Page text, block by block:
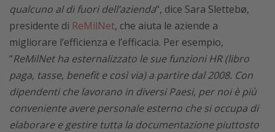
qualcuno al di fuori dell’azienda“, dice Sara Slettebø,
presidente di ReMilNet, che aiuta le aziende a
migliorare l’efficienza e l’efficacia. Per esempio,
“ReMilNet ha esternalizzato le sue funzioni HR (libro
paga, tasse, benefit e così via) a partire dal 2008. Con
dipendenti che lavorano in diversi Paesi, per noi è più
conveniente avere personale esterno che si occupa di
elaborare e gestire tutta la documentazione piuttosto